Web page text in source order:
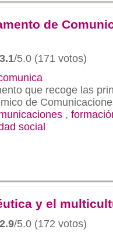
de
/5.0 (171 votos)
que recoge las
de
,
social
y el
/5.0 (172 votos)